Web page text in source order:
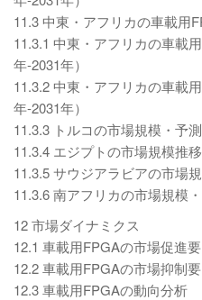
11.3 中東・アフリカの車載用
11.3.1 中東・アフリカの車載
年-2031年）
11.3.2 中東・アフリカの車載
年-2031年）
11.3.3 トルコの市場規模・予
11.3.4 エジプトの市場規模推
11.3.5 サウジアラビアの市場
11.3.6 南アフリカの市場規模
12 市場ダイナミクス
12.1 車載用FPGAの市場促進
12.2 車載用FPGAの市場抑制
12.3 車載用FPGAの動向分析